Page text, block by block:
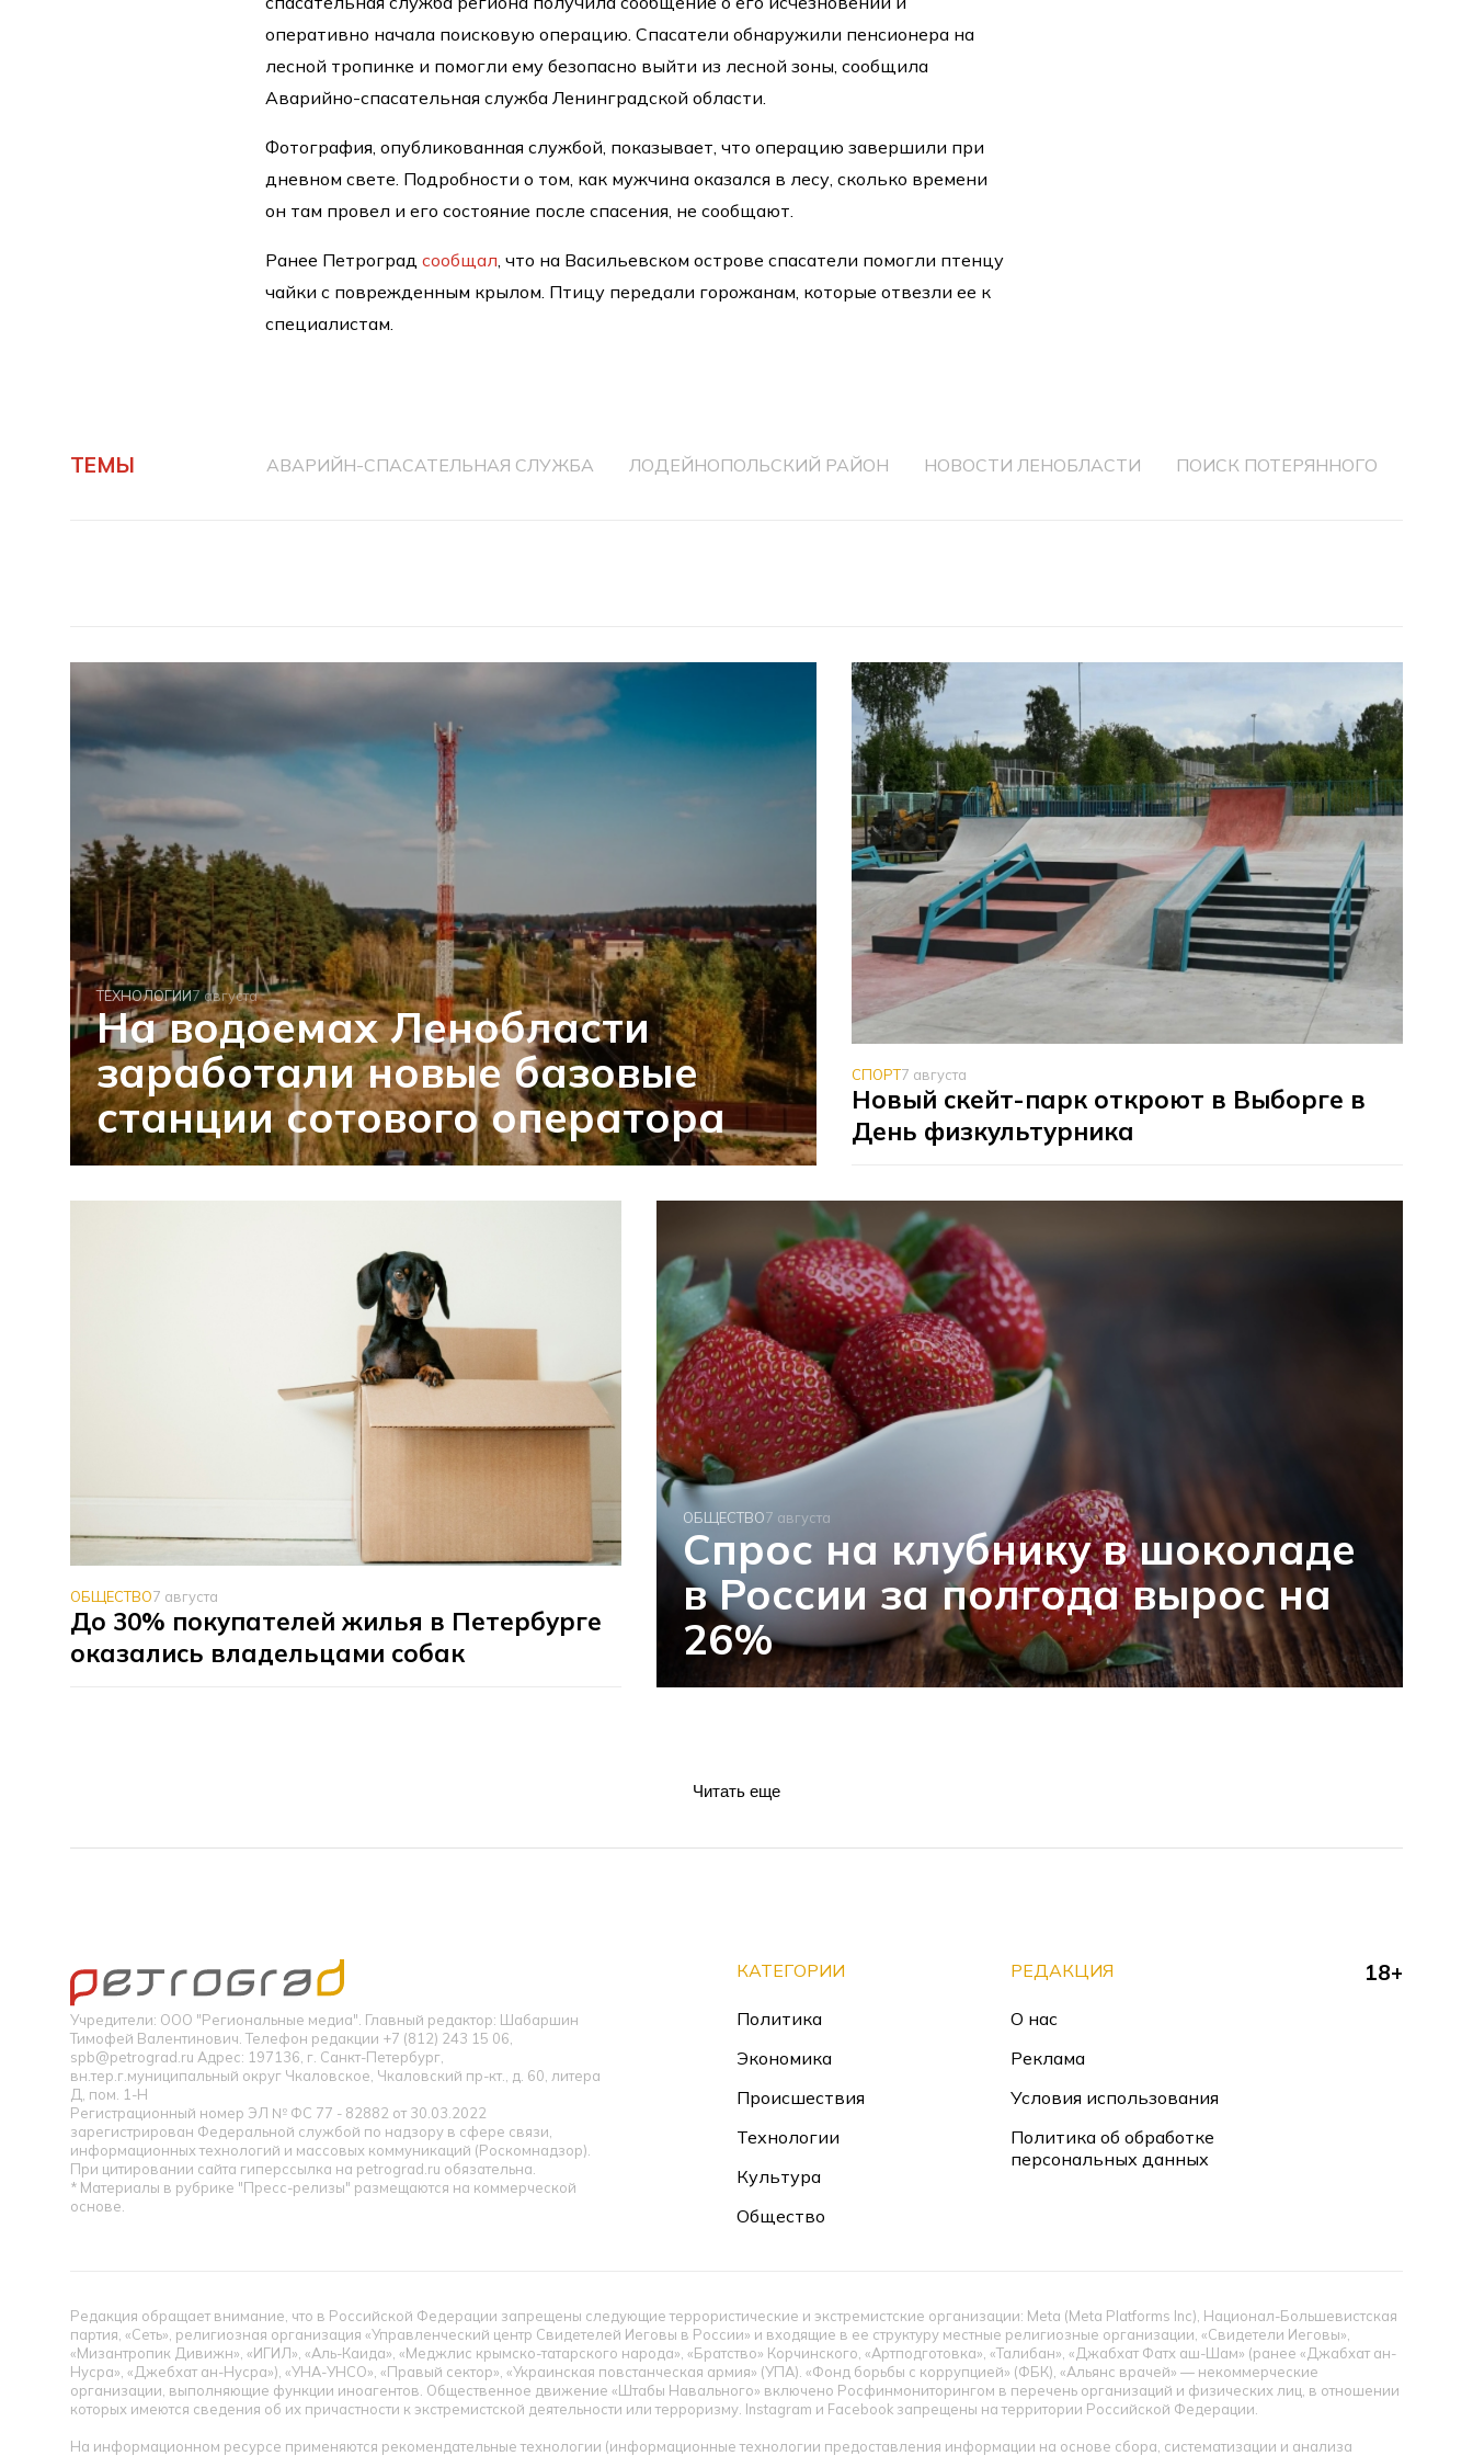
оперативно начала поисковую операцию. Спасатели обнаружили пенсионера на
лесной тропинке и помогли ему безопасно выйти из лесной зоны, сообщила
Аварийно-спасательная служба Ленинградской области.
Фотография, опубликованная службой, показывает, что операцию завершили при
дневном свете. Подробности о том, как мужчина оказался в лесу, сколько времени
он там провел и его состояние после спасения, не сообщают.
Ранее Петроградсообщал , что на Васильевском острове спасатели помогли птенцу
чайки с поврежденным крылом. Птицу передали горожанам, которые отвезли ее к
специалистам.
ТЕМЫ АВАРИЙН-СПАСАТЕЛЬНАЯ СЛУЖБА ЛОДЕЙНОПОЛЬСКИЙ РАЙОН НОВОСТИ ЛЕНОБЛАСТИ ПОИСК ПОТЕРЯННОГО
ТЕХНОЛОГИИ7 августа
На водоемах Ленобласти
заработали новые базовые
станции сотового оператора
СПОРТ7 августа
Новый скейт-парк откроют в Выборге в
День физкультурника
ОБЩЕСТВО7 августа
До 30% покупателей жилья в Петербурге
оказались владельцами собак
ОБЩЕСТВО7 августа
Спрос на клубнику в шоколаде
в России за полгода вырос на
26%
Читать еще
Учредители: ООО "Региональные медиа". Главный редактор: Шабаршин
Тимофей Валентинович. Телефон редакции +7 (812) 243 15 06,
spb@petrograd.ru Адрес: 197136, г. Санкт-Петербург,
вн.тер.г.муниципальный округ Чкаловское, Чкаловский пр-кт., д. 60, литера
Д, пом. 1-Н
Регистрационный номер ЭЛ № ФС 77 - 82882 от 30.03.2022
зарегистрирован Федеральной службой по надзору в сфере связи,
информационных технологий и массовых коммуникаций (Роскомнадзор).
При цитировании сайта гиперссылка на petrograd.ru обязательна.
* Материалы в рубрике "Пресс-релизы" размещаются на коммерческой
основе.
КАТЕГОРИИ
Политика
Экономика
Происшествия
Технологии
Культура
Общество
РЕДАКЦИЯ
О нас
Реклама
Условия использования
Политика об обработке
персональных данных
18+
Редакция обращает внимание, что в Российской Федерации запрещены следующие террористические и экстремистские организации: Meta (Meta Platforms Inc), Национал-Большевистская
партия, «Сеть», религиозная организация «Управленческий центр Свидетелей Иеговы в России» и входящие в ее структуру местные религиозные организации, «Свидетели Иеговы»,
«Мизантропик Дивижн», «ИГИЛ», «Аль-Каида», «Меджлис крымско-татарского народа», «Братство» Корчинского, «Артподготовка», «Талибан», «Джабхат Фатх аш-Шам» (ранее «Джабхат ан-
Нусра», «Джебхат ан-Нусра»), «УНА-УНСО», «Правый сектор», «Украинская повстанческая армия» (УПА). «Фонд борьбы с коррупцией» (ФБК), «Альянс врачей» — некоммерческие
организации, выполняющие функции иноагентов. Общественное движение «Штабы Навального» включено Росфинмониторингом в перечень организаций и физических лиц, в отношении
которых имеются сведения об их причастности к экстремистской деятельности или терроризму. Instagram и Facebook запрещены на территории Российской Федерации.
На информационном ресурсе применяются рекомендательные технологии (информационные технологии предоставления информации на основе сбора, систематизации и анализа